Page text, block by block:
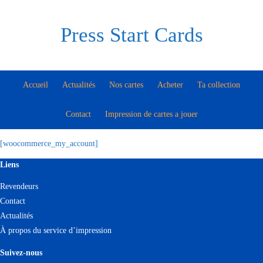
Press Start Cards
Accueil Actualités Nos cartes Acheter Ta collection
Contact Impression de cartes a jouer
[woocommerce_my_account]
Liens
Revendeurs
Contact
Actualités
À propos du service d’impression
Suivez-nous